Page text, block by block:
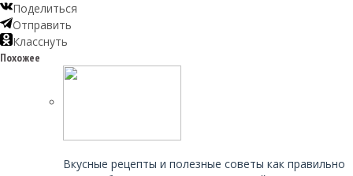
Поделиться
Отправить
Класснуть
Похожее
Вкусные рецепты и полезные советы как правильно